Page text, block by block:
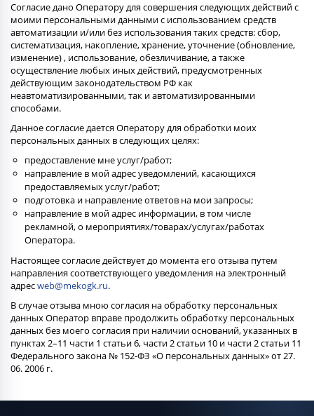
Согласие дано Оператору для совершения следующих действий с
моими персональными данными с использованием средств
автоматизации и/или без использования таких средств: сбор,
систематизация, накопление, хранение, уточнение (обновление,
изменение) , использование, обезличивание, а также
осуществление любых иных действий, предусмотренных
действующим законодательством РФ как
неавтоматизированными, так и автоматизированными
способами.
Данное согласие дается Оператору для обработки моих
персональных данных в следующих целях:
предоставление мне услуг/работ;
направление в мой адрес уведомлений, касающихся
предоставляемых услуг/работ;
подготовка и направление ответов на мои запросы;
направление в мой адрес информации, в том числе
рекламной, о мероприятиях/товарах/услугах/работах
Оператора.
Настоящее согласие действует до момента его отзыва путем
направления соответствующего уведомления на электронный
адресweb@mekogk.ru.
В случае отзыва мною согласия на обработку персональных
данных Оператор вправе продолжить обработку персональных
данных без моего согласия при наличии оснований, указанных в
пунктах 2–11 части 1 статьи 6, части 2 статьи 10 и части 2 статьи 11
Федерального закона № 152-ФЗ «О персональных данных» от 27.
06. 2006 г.